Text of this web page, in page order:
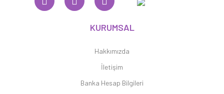
KURUMSAL
Hakkımızda
İletişim
Banka Hesap Bilgileri